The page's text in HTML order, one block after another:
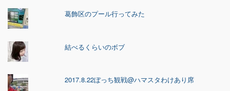
葛飾区のプール行ってみた
結べるくらいのボブ
2017.8.22ぼっち観戦@ハマスタわけあり席